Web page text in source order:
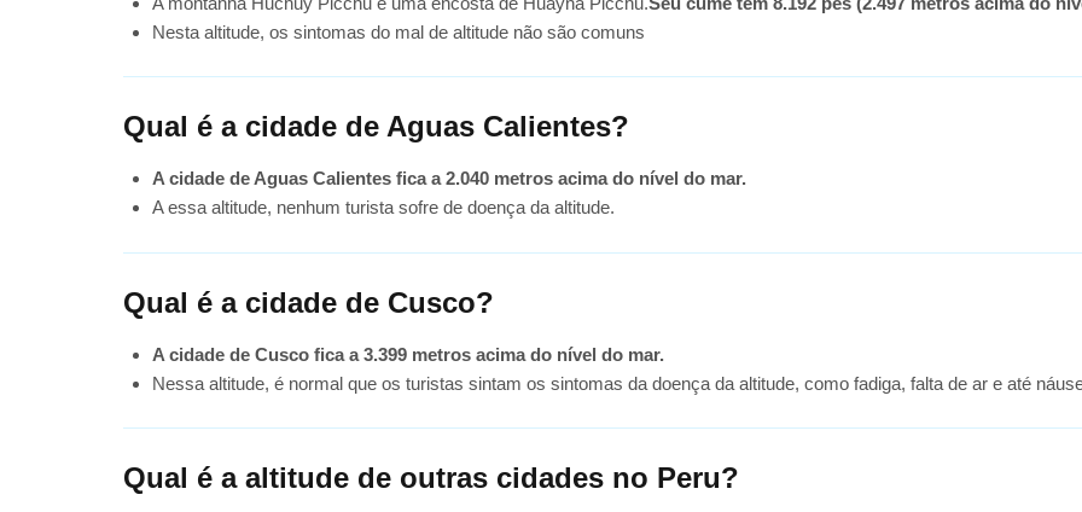
Nesta altitude, os sintomas do mal de altitude não são comuns
Qual é a cidade de Aguas Calientes?
A cidade de Aguas Calientes fica a 2.040 metros acima do nível do mar.
A essa altitude, nenhum turista sofre de doença da altitude.
Qual é a cidade de Cusco?
A cidade de Cusco fica a 3.399 metros acima do nível do mar.
Nessa altitude, é normal que os turistas sintam os sintomas da doença da altitude, como fadiga, falta de ar e até
Qual é a altitude de outras cidades no Peru?